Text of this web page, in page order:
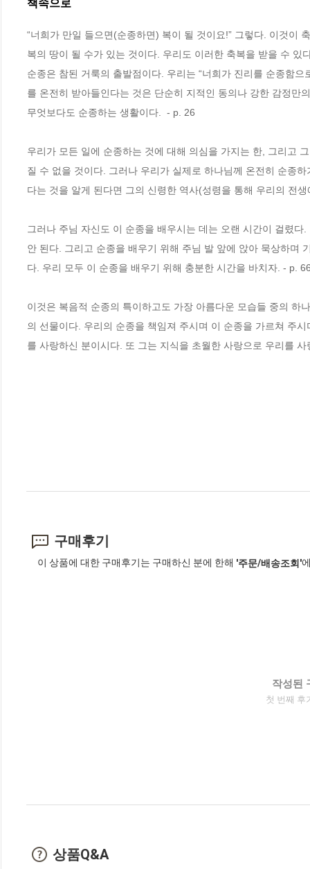
책속으로
“너희가 만일 들으면(순종하면) 복이 될 것이요!” 그렇다. 이것이
복의 땅이 될 수가 있는 것이다. 우리도 이러한 축복을 받을 수 있
순종은 참된 거룩의 출발점이다. 우리는 “너희가 진리를 순종함
를 온전히 받아들인다는 것은 단순히 지적인 동의나 강한 감정만
무엇보다도 순종하는 생활이다.  - p. 26
우리가 모든 일에 순종하는 것에 대해 의심을 가지는 한, 그리고
질 수 없을 것이다. 그러나 우리가 실제로 하나님께 온전히 순종
다는 것을 알게 된다면 그의 신령한 역사(성령을 통해 우리의 전
그러나 주님 자신도 이 순종을 배우시는 데는 오랜 시간이 걸렸
안 된다. 그리고 순종을 배우기 위해 주님 발 앞에 앉아 묵상하며
다. 우리 모두 이 순종을 배우기 위해 충분한 시간을 바치자. - p.
이것은 복음적 순종의 특이하고도 가장 아름다운 모습들 중의 하
의 선물이다. 우리의 순종을 책임져 주시며 이 순종을 가르쳐 주
를 사랑하신 분이시다. 또 그는 지식을 초월한 사랑으로 우리를
구매후기
이 상품에 대한 구매후기는 구매하신 분에 한해 '주문/배송조회'
작성된
첫 번째 후
상품Q&A